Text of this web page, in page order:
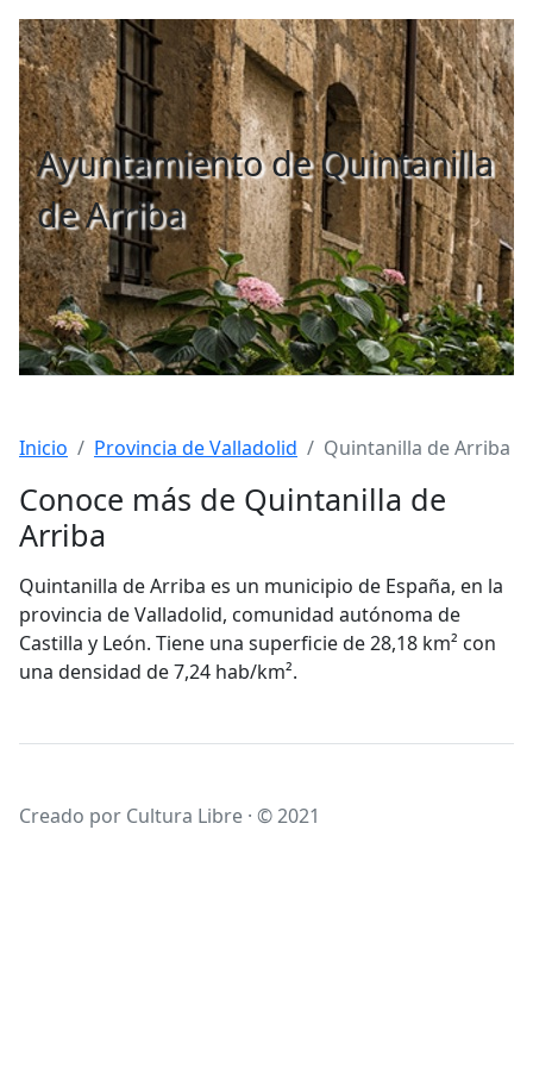
Ayuntamiento de Quintanilla
de Arriba
Inicio Provincia de Valladolid Quintanilla de Arriba
Conoce más de Quintanilla de
Arriba
Quintanilla de Arriba es un municipio de España, en la
provincia de Valladolid, comunidad autónoma de
Castilla y León. Tiene una superficie de 28,18 km² con
una densidad de 7,24 hab/km².
Creado por Cultura Libre · © 2021